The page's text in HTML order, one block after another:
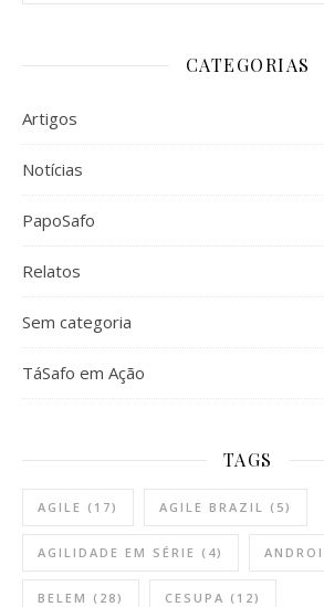
CATEGORIAS
Artigos
Notícias
PapoSafo
Relatos
Sem categoria
TáSafo em Ação
TAGS
AGILE (17) AGILE BRAZIL (5)
AGILIDADE EM SÉRIE (4)
BELEM (28) CESUPA (12)